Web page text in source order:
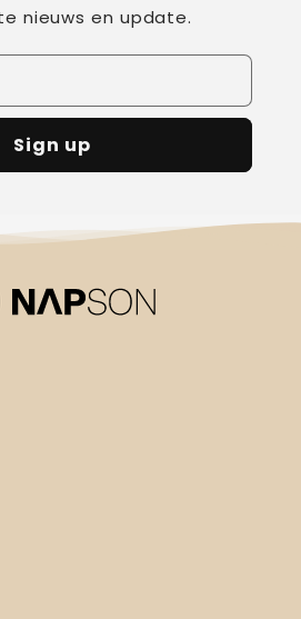
nieuws en update.
Sign up